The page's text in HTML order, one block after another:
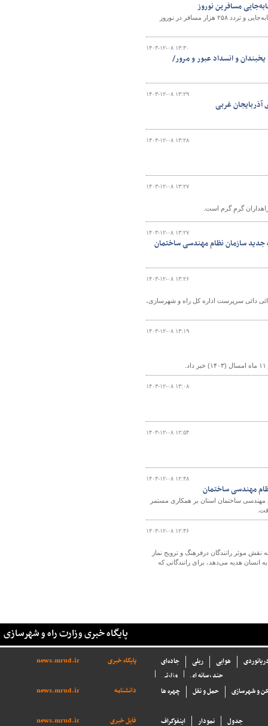
معاون حمل و نقل اداره کل راهداری و حمل و نقل جاده ای آذربایجان غربی از پیش بینی جابه‌جایی و تردد ۲۵۸ هزار مسافر در نوروز
۱۴۰۳-۱۲-۰۸ ۱۳:۳۰
و انسداد عبور و مرور/
۱۴۰۳-۱۲-۰۸ ۱۳:۲۹
آذربایجان غربی
۱۴۰۳-۱۲-۰۸ ۱۳:۲۸
۱۴۰۳-۱۲-۰۸ ۱۳:۲۷
گرمِ گرم است.
۱۴۰۳-۱۲-۰۸ ۱۳:۲۷
سازمان نظام مهندسی ساختمان
۱۴۰۳-۱۲-۰۸ ۱۳:۲۶
مجتبی دائی دائی سرپرست اداره کل راه و شهرسازی،
۱۴۰۳-۱۲-۰۸ ۱۳:۱۹
۱۴۰۳-۱۲-۰۸ ۱۳:۰۸
۱۴۰۳-۱۲-۰۸ ۱۲:۵۴
۱۴۰۳-۱۲-۰۸ ۱۲:۴۸
مهندسی ساختمان
ساختمان استان بر همکاری مستمر
۱۴۰۳-۱۲-۰۸ ۱۲:۴۶
موثر رانندگان درفرهنگ و ترویج نماز
انسان هدیه می‌دهد، برای رانندگانی که
پایگاه خبری وزارت راه و شهرسازی
پایگاه خبری news.mrud.ir جاده‌ای ریلی هوایی
وزارتی
چند رسانه ای
دانشنامه
news.mrud.ir چهره ها حمل و نقل و شهرسازی
فایل خبری news.mrud.ir اینفوگراف نمودار جدول